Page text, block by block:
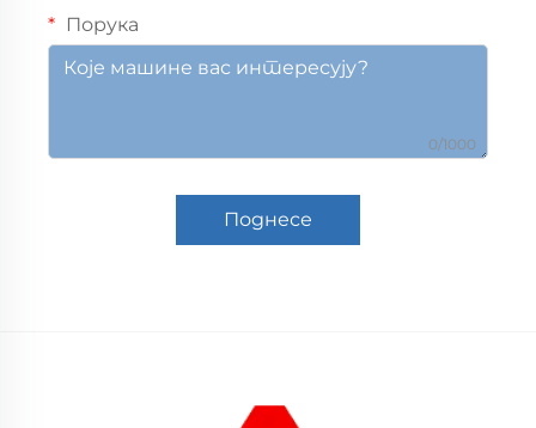
Порука
0/1000
Поднесе